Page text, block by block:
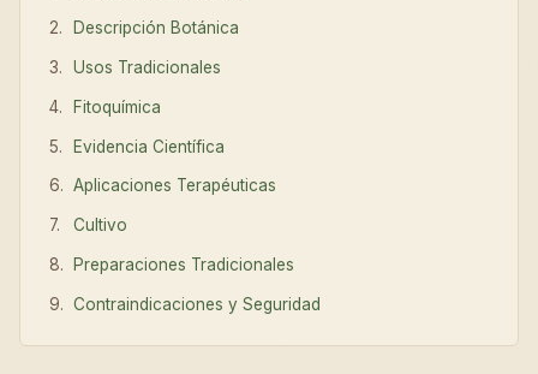
Descripción Botánica
Usos Tradicionales
Fitoquímica
Evidencia Científica
Aplicaciones Terapéuticas
Cultivo
Preparaciones Tradicionales
Contraindicaciones y Seguridad